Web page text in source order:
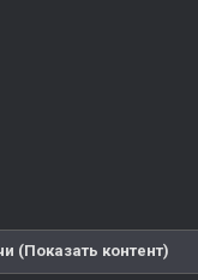
(Показать контент)